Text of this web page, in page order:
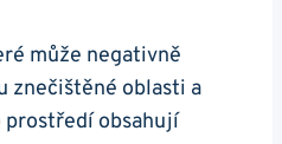
může negativně
znečištěné oblasti ⁤a
prostředí obsahují